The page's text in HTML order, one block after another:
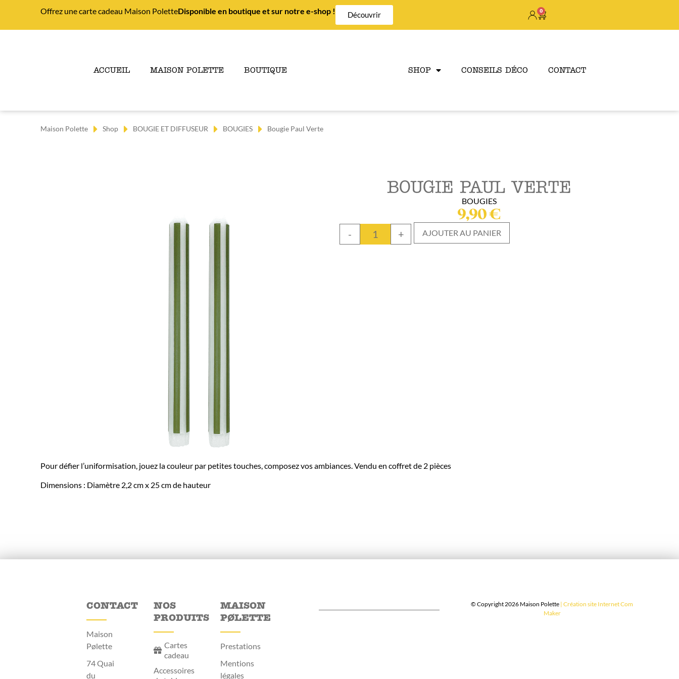
Offrez une carte cadeau Maison PoletteDisponible en boutique et sur notre e-shop ! Découvrir 0
ACCUEIL MAISON POLETTE BOUTIQUE SHOP CONSEILS DÉCO CONTACT
Maison Polette Shop BOUGIE ET DIFFUSEUR BOUGIES Bougie Paul Verte
BOUGIE PAUL VERTE
BOUGIES
9,90€
- + AJOUTER AU PANIER
Pour défier l’uniformisation, jouez la couleur par petites touches, composez vos ambiances. Vendu en coffret de 2 pièces
Dimensions : Diamètre 2,2 cm x 25 cm de hauteur
CONTACT
Maison
Pølette
74 Quai
du
NOS
PRODUITS
Cartes
cadeau
Accessoires
MAISON
PØLETTE
Prestations
Mentions
légales
© Copyright 2026 Maison Polette | Création site Internet Com
Maker